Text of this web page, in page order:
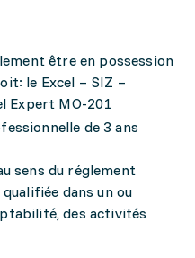
être en possession
le Excel – SIZ –
Expert MO-201
de 3 ans
sens du réglement
dans un ou
des activités